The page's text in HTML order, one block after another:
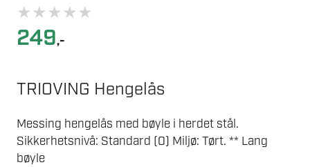
★★★★★
249,-
TRIOVING Hengelås
Messing hengelås med bøyle i herdet stål.
Sikkerhetsnivå: Standard (0) Miljø: Tørt. ** Lang
bøyle